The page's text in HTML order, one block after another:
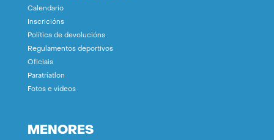
Calendario
Inscricións
Política de devolucións
Regulamentos deportivos
Oficiais
Paratríatlon
Fotos e vídeos
MENORES